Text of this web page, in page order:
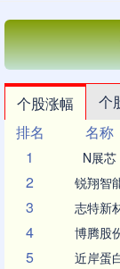
个股涨幅 个
排名
名称
1
N展芯
2 锐翔智
3 志特新
4 博腾股
5 近岸蛋